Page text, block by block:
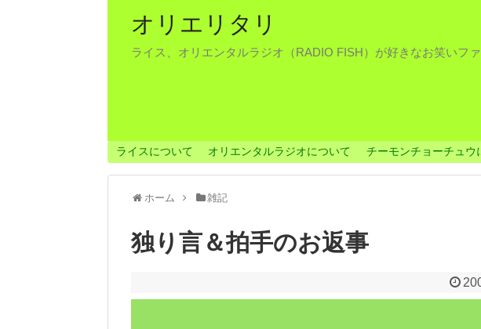
オリエリタリ
ライス、オリエンタルラジオ（RADIO FISH）が好きなお笑いフ
ライスについて オリエンタルラジオについて チーモンチョーチュウ
ホーム 雑記
独り言＆拍手のお返事